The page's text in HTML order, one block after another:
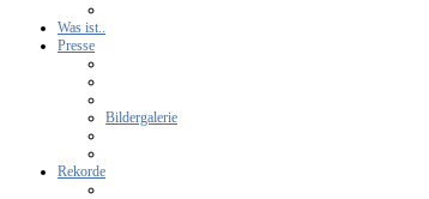
Was ist..
Presse
Bildergalerie
Rekorde